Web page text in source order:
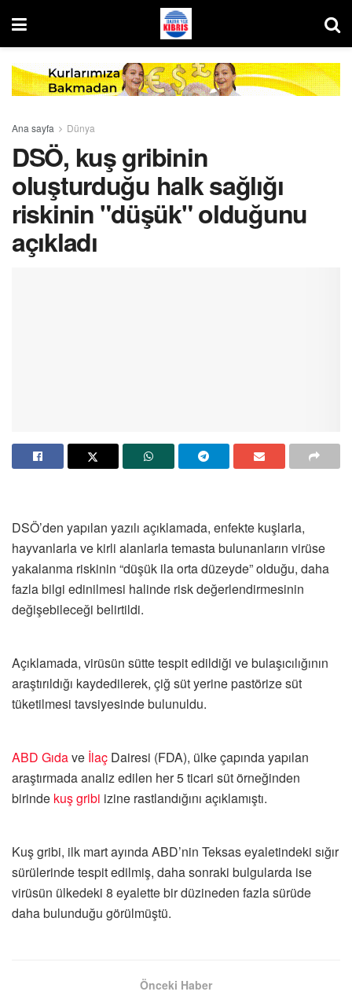
Ana sayfa Dünya
DSÖ, kuş gribinin
oluşturduğu halk sağlığı
riskinin "düşük" olduğunu
açıkladı
DSÖ’den yapılan yazılı açıklamada, enfekte kuşlarla,
hayvanlarla ve kirli alanlarla temasta bulunanların virüse
yakalanma riskinin “düşük ila orta düzeyde” olduğu, daha
fazla bilgi edinilmesi halinde risk değerlendirmesinin
değişebileceği belirtildi.
Açıklamada, virüsün sütte tespit edildiği ve bulaşıcılığının
araştırıldığı kaydedilerek, çiğ süt yerine pastörize süt
tüketilmesi tavsiyesinde bulunuldu.
ABD Gıdave İlaç Dairesi (FDA), ülke çapında yapılan
araştırmada analiz edilen her 5 ticari süt örneğinden
birinde kuş gribi izine rastlandığını açıklamıştı.
Kuş gribi, ilk mart ayında ABD’nin Teksas eyaletindeki sığır
sürülerinde tespit edilmiş, daha sonraki bulgularda ise
virüsün ülkedeki 8 eyalette bir düzineden fazla sürüde
daha bulunduğu görülmüştü.
Önceki Haber